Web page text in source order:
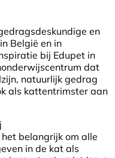
en
België en in
bij Edupet in
dat
natuurlijk gedrag
als kattentrimster aan
belangrijk om alle
in de kat als